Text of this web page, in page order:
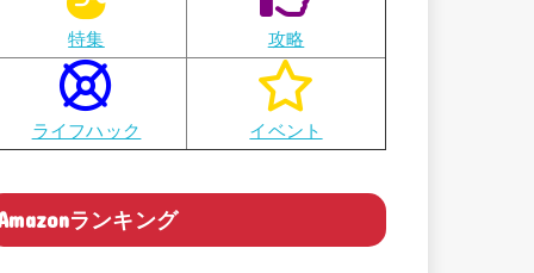
特集 攻略
ライフハック イベント
ランキング